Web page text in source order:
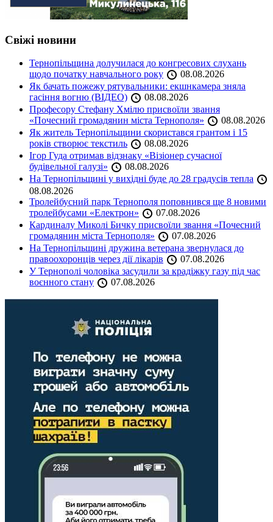
Свіжі новини
Тернопільщина долучилася до конгресових слухань
щодо початку навчального року
08.08.2026
Як бачать пожежу рятувальники: екшнкамера зняла
гасіння вогню (ВІДЕО)
08.08.2026
Професору Стефану Хмілю присвоїли звання
«Почесний громадянин міста Тернополя»
08.08.2026
Як житель Тернопільщини скористався грантом і 15
років створює текстиль
08.08.2026
Ігор Гуда отримав відзнаку «Візіонер сучасної
будівельної галузі»
08.08.2026
На Тернопільщині у вихідні буде до 28 градусів тепла
08.08.2026
Тролейбусний парк Тернополя поповнився ще 8 новими
тролейбусами «Електрон»
07.08.2026
Кардиналу Миколі Бичку присвоїли звання «Почесний
громадянин міста Тернополя»
07.08.2026
На Тернопільщині дружина ветерана звернулася до
правоохоронців через дії лікарів
07.08.2026
У Тернополі чоловіка засудили за крадіжку газу під час
воєнного стану
07.08.2026